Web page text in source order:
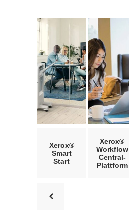
Xerox®
Smart
Start
Xerox®
Workflow
Central-
Plattform